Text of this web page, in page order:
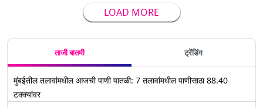
LOAD MORE
ताजी बातमी ट्रेंडिंग
मुंबईतील तलावांमधील आजची पाणी पातळी: 7 तलावांमधील पाणीसाठा 88.40
टक्क्यांवर